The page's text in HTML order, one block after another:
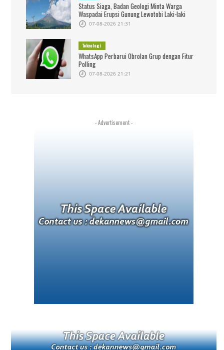
Status Siaga, Badan Geologi Minta Warga
Waspadai Erupsi Gunung Lewotobi Laki-laki
07-08-2026 21:31
Teknologi
WhatsApp Perbarui Obrolan Grup dengan Fitur
Polling
07-08-2026 21:21
- Advertisement -